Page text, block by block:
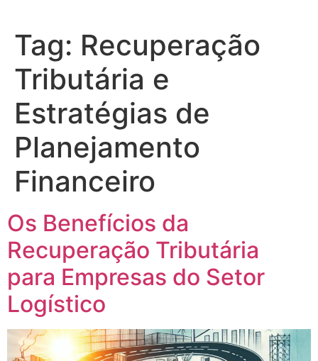
Tag: Recuperação
Tributária e
Estratégias de
Planejamento
Financeiro
Os Benefícios da
Recuperação Tributária
para Empresas do Setor
Logístico